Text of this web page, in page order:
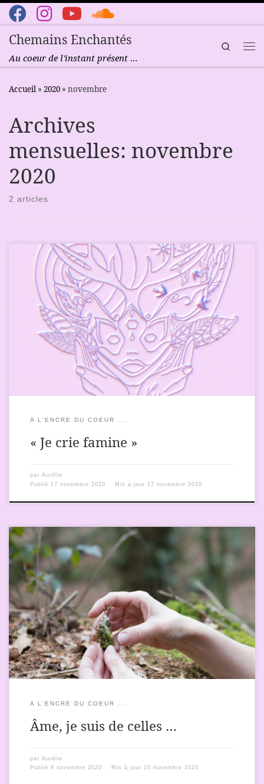
Passer au contenu
Chemains Enchantés
Au coeur de l'instant présent …
Search
Accueil » 2020 » novembre
Archives
mensuelles: novembre
2020
2 articles
Regarder ce que les autres explorent et partagent m’aide, un
peu, à entrevoir ce que je pourrai, moi aussi, partager, depuis
mon territoire. Car, sur mon territoire, beaucoup de fleurs ont
poussé, des fleurs dont les graines ont été semées il y a bien
longtemps. J’entrevois déjà un peu de […]
A L'ENCRE DU COEUR ...
« Je crie famine »
par Aurélie
Publié 17 novembre 2020 Mis à jour 17 novembre 2020
Qui regardent au loin. Qui regardent au près. Qui ne s’éclipsent
pas. Qui caressent la Terre comme elles câlinent un enfant. Qui
voient les étoiles, même en plein jour. Qui tentent de respecter
leur corps, leur cœur et leur communauté. Qui réalisent un peu
plus à chaque instant qui elles […]
A L'ENCRE DU COEUR ...
Âme, je suis de celles …
par Aurélie
Publié 9 novembre 2020 Mis à jour 15 novembre 2020